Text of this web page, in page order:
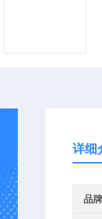
详细
品牌